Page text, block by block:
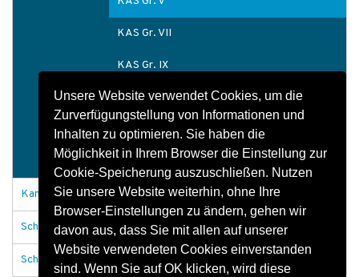
Unsere Website verwendet Cookies, um die
Zurverfügungstellung von Informationen und
Inhalten zu optimieren. Sie haben die
Möglichkeit in Ihrem Browser die Einstellung zur
Cookie-Speicherung auszuschließen. Nutzen
Sie unsere Website weiterhin, ohne Ihre
Browser-Einstellungen zu ändern, gehen wir
davon aus, dass Sie mit allen auf unserer
Website verwendeten Cookies einverstanden
sind. Wenn Sie auf OK klicken, wird diese
KAS Gr. VII
KAS Gr. IX
KAS Gr. X
Schachtbauwerke
Schachtzubehör
Kanäle und Durchlässe
Schachtabdeckungen
Schachtbauwerke allgemein